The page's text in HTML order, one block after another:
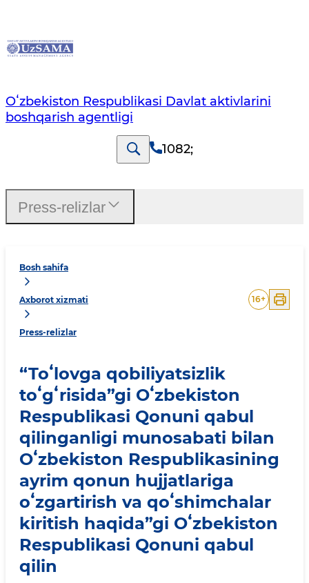
Oʻzbekiston Respublikasi Davlat aktivlarini
boshqarish agentligi
1082;
Bosh sahifa
Axborot xizmati
Press-relizlar
16+
“Toʻlovga qobiliyatsizlik
toʻgʻrisida”gi Oʻzbekiston
Respublikasi Qonuni qabul
qilinganligi munosabati bilan
Oʻzbekiston Respublikasining
ayrim qonun hujjatlariga
oʻzgartirish va qoʻshimchalar
kiritish haqida”gi Oʻzbekiston
Respublikasi Qonuni qabul
qilin
Press-relizlar